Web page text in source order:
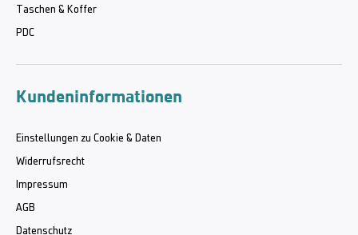
Taschen & Koffer
PDC
Kundeninformationen
Einstellungen zu Cookie & Daten
Widerrufsrecht
Impressum
AGB
Datenschutz